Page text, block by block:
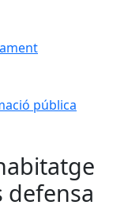
pública
defensa